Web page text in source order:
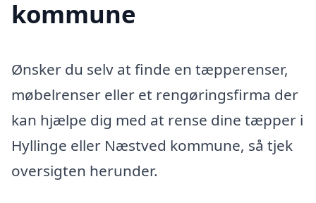
kommune
Ønsker du selv at finde en tæpperenser,
møbelrenser eller et rengøringsfirma der
kan hjælpe dig med at rense dine tæpper i
Hyllinge eller Næstved kommune, så tjek
oversigten herunder.